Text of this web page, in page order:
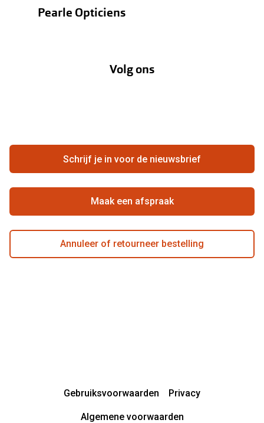
Verzending
Hier de overeenkomst ontbinden
Zorgvergoeding
Pearle Opticiens
Ondernemen bij Pearle
Beste winkelketen
Actievoorwaarden
Volg ons
Schrijf je in voor de nieuwsbrief
Maak een afspraak
Annuleer of retourneer bestelling
Gebruiksvoorwaarden Privacy
Algemene voorwaarden